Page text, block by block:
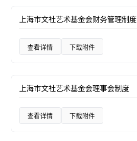
上海市文社艺术基金会财务管理制度
查看详情 下载附件
上海市文社艺术基金会理事会制度
查看详情 下载附件